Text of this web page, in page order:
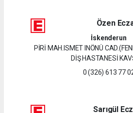
Özen
İskenderun
PİRİ MAH.ISMET INÖNÜ
DİŞ HASTANESİ
0 (326) 613 77
Sarıgül